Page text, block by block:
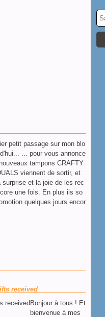
petit passage sur mon blo
... pour vous annonce
tampons CRAFTY
viennent de sortir, et
surprise et la joie de les rec
une fois. En plus ils so
quelques jours encor
received
Bonjour à tous ! Et
bienvenue à mes